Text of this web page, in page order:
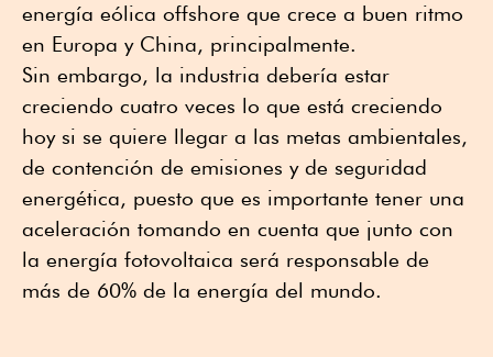
energía eólica offshore que crece a buen ritmo
en Europa y China, principalmente.
Sin embargo, la industria debería estar
creciendo cuatro veces lo que está creciendo
hoy si se quiere llegar a las metas ambientales,
de contención de emisiones y de seguridad
energética, puesto que es importante tener una
aceleración tomando en cuenta que junto con
la energía fotovoltaica será responsable de
más de 60% de la energía del mundo.